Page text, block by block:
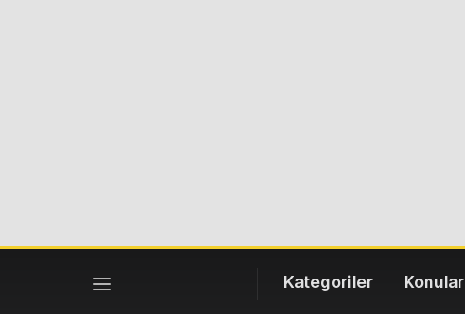
Kategoriler Konular